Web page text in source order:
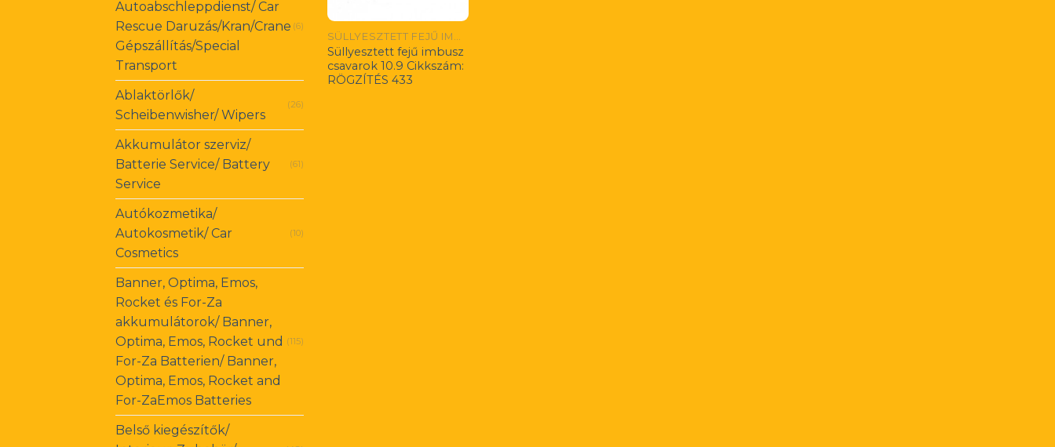
Autoabschleppdienst/ Car
Rescue Daruzás/Kran/Crane
Gépszállítás/Special
Transport
(6)
Ablaktörlők/
Scheibenwisher/ Wipers
(26)
Akkumulátor szerviz/
Batterie Service/ Battery
Service
(61)
Autókozmetika/
Autokosmetik/ Car
Cosmetics
(10)
Banner, Optima, Emos,
Rocket és For-Za
akkumulátorok/ Banner,
Optima, Emos, Rocket und
For-Za Batterien/ Banner,
Optima, Emos, Rocket and
For-ZaEmos Batteries
(115)
Belső kiegészítők/
Süllyesztett fejű imbusz
csavarok 10.9 Cikkszám:
RÖGZÍTÉS 433